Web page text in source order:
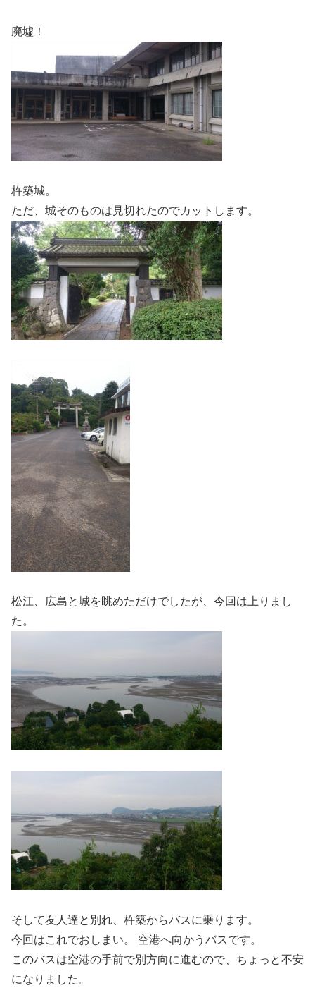
廃墟！
杵築城。
ただ、城そのものは見切れたのでカットします。
松江、広島と城を眺めただけでしたが、今回は上りまし
た。
そして友人達と別れ、杵築からバスに乗ります。
今回はこれでおしまい。 空港へ向かうバスです。
このバスは空港の手前で別方向に進むので、ちょっと不安
になりました。